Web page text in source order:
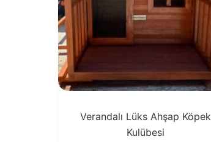
Verandalı Lüks Ahşap Köpek
Kulübesi